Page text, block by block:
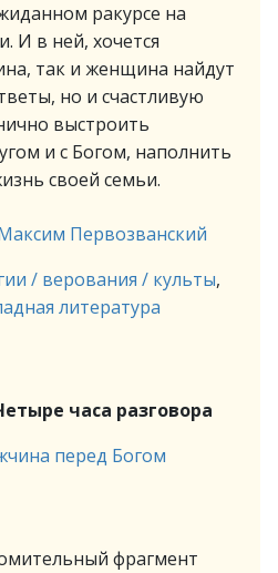
ракурсе на
И в ней, хочется
так и женщина найдут
но и счастливую
выстроить
и с Богом, наполнить
своей семьи.
Первозванский
/ верования / культы,
литература
часа разговора
перед Богом
фрагмент